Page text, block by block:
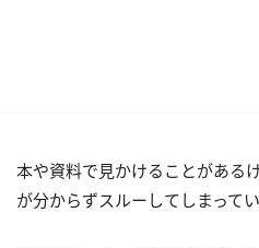
本や資料で見かけることがある
が分からずスルーしてしまって